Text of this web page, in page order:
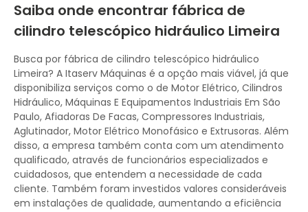
Saiba onde encontrar fábrica de
cilindro telescópico hidráulico Limeira
Busca por fábrica de cilindro telescópico hidráulico
Limeira? A Itaserv Máquinas é a opção mais viável, já que
disponibiliza serviços como o de Motor Elétrico, Cilindros
Hidráulico, Máquinas E Equipamentos Industriais Em São
Paulo, Afiadoras De Facas, Compressores Industriais,
Aglutinador, Motor Elétrico Monofásico e Extrusoras. Além
disso, a empresa também conta com um atendimento
qualificado, através de funcionários especializados e
cuidadosos, que entendem a necessidade de cada
cliente. Também foram investidos valores consideráveis
em instalações de qualidade, aumentando a eficiência